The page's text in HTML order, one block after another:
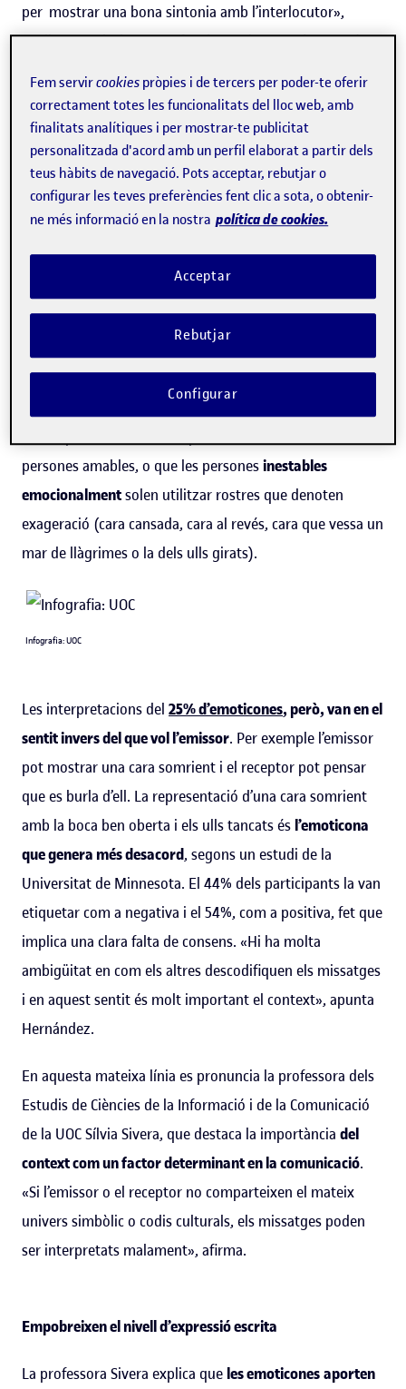
per mostrar una bona sintonia amb l’interlocutor»,
explica Hernández, que afegeix que lesemoticonessón
comunicació».
Unestudide la Universitat de Rochester, publicat aquest
any, analitza la relació entre els patrons d’ús de
les emoticones i la personalitat. L’anàlisi, que partia de
1.130 milions de piulades de 352.000 usuaris, va posar
sobre la taula que lespersones més introvertides són les
introvertides els agrada més l’ambigüitat i no volen
donar missatges explícits. Si “parlen” amb emojis sembla
que no es mostren tant. És una forma de control de la
comunicació», explica. Aquest mateix estudi posa en
persones amables, o que les personesinestables
emocionalmentsolen utilitzar rostres que denoten
exageració (cara cansada, cara al revés, cara que vessa un
mar de llàgrimes o la dels ulls girats).
Infografia: UOC
Les interpretacions del 25% d’emoticones, però, van en el
sentit invers del que vol l’emissor. Per exemple l’emissor
pot mostrar una cara somrient i el receptor pot pensar
que es burla d’ell. La representació d’una cara somrient
amb la boca ben oberta i els ulls tancats és l’emoticona
que genera més desacord, segons un estudi de la
Universitat de Minnesota. El 44% dels participants la van
etiquetar com a negativa i el 54%, com a positiva, fet que
implica una clara falta de consens. «Hi ha molta
ambigüitat en com els altres descodifiquen els missatges
i en aquest sentit és molt important el context», apunta
Hernández.
En aquesta mateixa línia es pronuncia la professora dels
Estudis de Ciències de la Informació i de la Comunicació
de la UOC Sílvia Sivera, que destaca la importància del
context com un factor determinant en la comunicació.
«Si l’emissor o el receptor no comparteixen el mateix
univers simbòlic o codis culturals, els missatges poden
ser interpretats malament», afirma.
Empobreixen el nivell d’expressió escrita
La professora Sivera explica que les emoticonesaporten
Fem servircookies pròpies i de tercers per poder-te oferir
correctament totes les funcionalitats del lloc web, amb
finalitats analítiques i per mostrar-te publicitat
personalitzada d'acord amb un perfil elaborat a partir dels
teus hàbits de navegació. Pots acceptar, rebutjar o
configurar les teves preferències fent clic a sota, o obtenir-
ne més informació en la nostra política de cookies.
Rebutjar
Acceptar
Configurar